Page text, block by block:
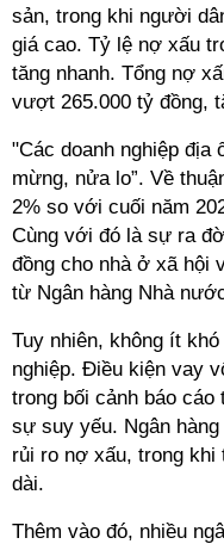
sản, trong khi người
giá cao. Tỷ lệ nợ xấu
tăng nhanh. Tổng nợ
vượt 265.000 tỷ đồng,
"Các doanh nghiệp địa
mừng, nửa lo”. Về
2% so với cuối năm
Cùng với đó là sự ra
đồng cho nhà ở xã hội
từ Ngân hàng Nhà
Tuy nhiên, không ít
nghiệp. Điều kiện vay
trong bối cảnh báo
sự suy yếu. Ngân
rủi ro nợ xấu, trong
dài.
Thêm vào đó, nhiều